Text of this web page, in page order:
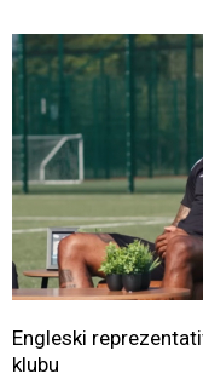
Engleski
klubu